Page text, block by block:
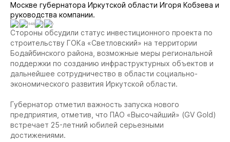
Москве губернатора Иркутской области Игоря Кобзева и
руководства компании.
0 1948 0 0
Стороны обсудили статус инвестиционного проекта по
строительству ГОКа «Светловский» на территории
Бодайбинского района, возможные меры региональной
поддержки по созданию инфраструктурных объектов и
дальнейшее сотрудничество в области социально-
экономического развития Иркутской области.
Губернатор отметил важность запуска нового
предприятия, отметив, что ПАО «Высочайший» (GV Gold)
встречает 25-летний юбилей серьезными
достижениями.